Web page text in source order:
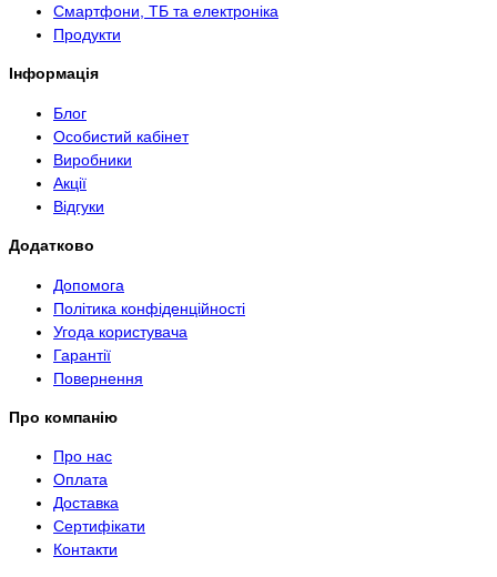
Смартфони, ТБ та електроніка
Продукти
Інформація
Блог
Особистий кабінет
Виробники
Акції
Відгуки
Додатково
Допомога
Політика конфіденційності
Угода користувача
Гарантії
Повернення
Про компанію
Про нас
Оплата
Доставка
Сертифікати
Контакти